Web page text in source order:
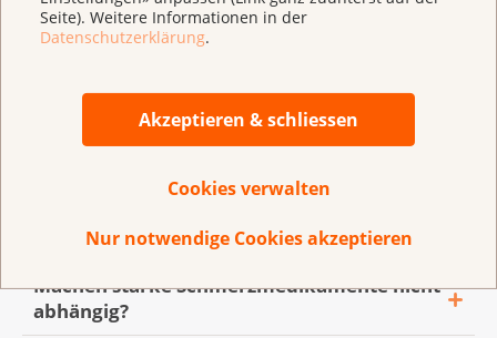
Seite). Weitere Informationen in der
Datenschutzerklärung.
Akzeptieren & schliessen
Cookies verwalten
Nur notwendige Cookies akzeptieren
Was ist Schmerz und haben Schmerzen
Schmerzen werden sehr unterschiedlich
erlebt. Sie sind eine individuelle und
subjektive Erfahrung. Schmerzen sind häufig
der Grund, weshalb Betroffene medizinische
Hilfe suchen. Akute Schmerzen erfüllen eine
Gewebeschädigung oder zeigen eine
drohende Krankheit an. Die Ärzte in der
Was versteht man unter einer modernen
Schmerztherapie und wie werden
Weltgesundheitsorganisation WHO klare
Bis eine befriedigende Schmerzlinderung
Schmerztherapie in Frage?
Es gibt Schmerzmittel mit den Wirkstoffen
Acetylsalicylsäure (Aspirin®, Alkacyl®),
Machen starke Schmerzmedikamente nicht
abhängig?